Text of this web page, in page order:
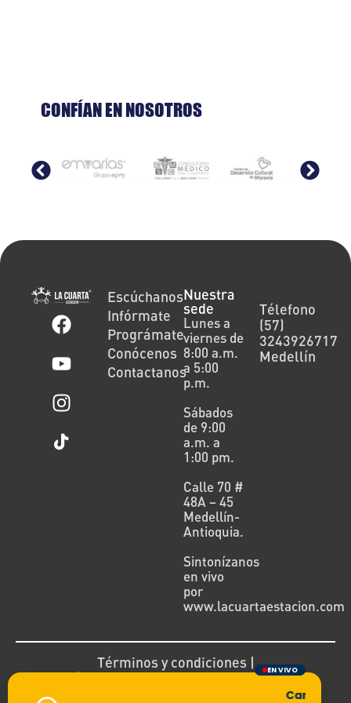
EN VIVO
Cargando
CONFÍAN EN NOSOTROS
Escúchanos
Infórmate
Prográmate
Conócenos
Contactanos
Nuestra
sede
Lunes a
viernes de
8:00 a.m.
a 5:00
p.m.
Sábados
de 9:00
a.m. a
1:00 pm.
Calle 70 #
48A – 45
Medellín-
Antioquia.
Sintonízanos
en vivo
por
www.lacuartaestacion.com
Télefono
(57)
3243926717
Medellín
Términos y condiciones |
Política de devoluciones y reembolsos